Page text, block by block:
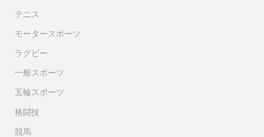
テニス
モータースポーツ
ラグビー
一般スポーツ
五輪スポーツ
格闘技
競馬